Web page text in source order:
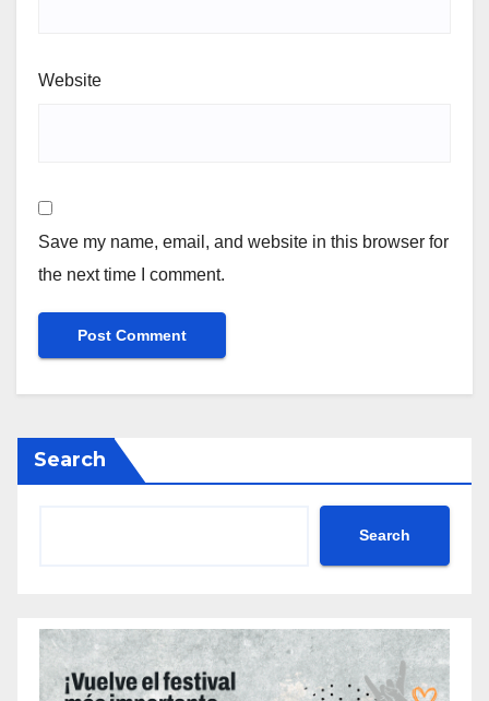
Website
Save my name, email, and website in this browser for
the next time I comment.
Search
Search